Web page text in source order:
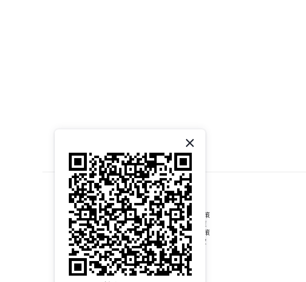
退換貨政策
運送政策
隱私權政策
服務條款